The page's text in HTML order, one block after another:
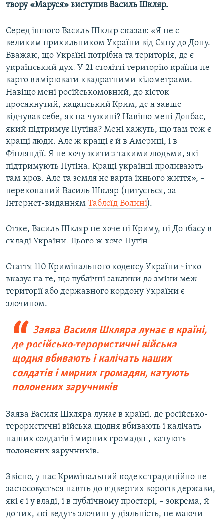
твору «Маруся» виступив Василь Шкляр.
Серед іншого Василь Шкляр сказав: «Я не є
великим прихильником України від Сяну до Дону.
Вважаю, що Україні потрібна та територія, де є
український дух. У 21 столітті територію країни не
варто вимірювати квадратними кілометрами.
Навіщо мені російськомовний, до кісток
просякнутий, кацапський Крим, де я завше
відчував себе, як на чужині? Навіщо мені Донбас,
який підтримує Путіна? Мені кажуть, що там теж є
кращі люди. Але ж кращі є й в Америці, і в
Фінляндії. Я не хочу жити з такими людьми, які
підтримують Путіна. Кращі українці проливають
там кров. Але та земля не варта їхнього життя», –
переконаний Василь Шкляр (цитується, за
Інтернет-виданням Таблоїд Волині).
Отже, Василь Шкляр не хоче ні Криму, ні Донбасу в
складі України. Цього ж хоче Путін.
Стаття 110 Кримінального кодексу України чітко
вказує на те, що публічні заклики до зміни меж
території або державного кордону України є
злочином.
Заява Василя Шкляра лунає в країні,
де російсько-терористичні війська
щодня вбивають і калічать наших
солдатів і мирних громадян, катують
полонених заручників
Заява Василя Шкляра лунає в країні, де російсько-
терористичні війська щодня вбивають і калічать
наших солдатів і мирних громадян, катують
полонених заручників.
Звісно, у нас Кримінальний кодекс традиційно не
застосовується навіть до відвертих ворогів держави,
які є і у владі, і в публічному просторі, – зокрема, й
до тих, які ведуть злочинну діяльність, не маючи